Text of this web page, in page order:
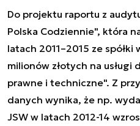
Do projektu raportu z
Polska Codziennie", która
latach 2011–2015 ze
milionów złotych na
prawne i techniczne". Z
danych wynika, że np.
JSW w latach 2012-14